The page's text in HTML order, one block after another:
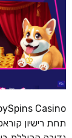
תחת רישיון